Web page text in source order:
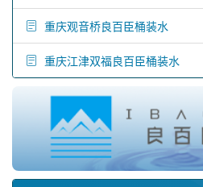
重庆观音桥良百臣桶装水
重庆江津双福良百臣桶装水